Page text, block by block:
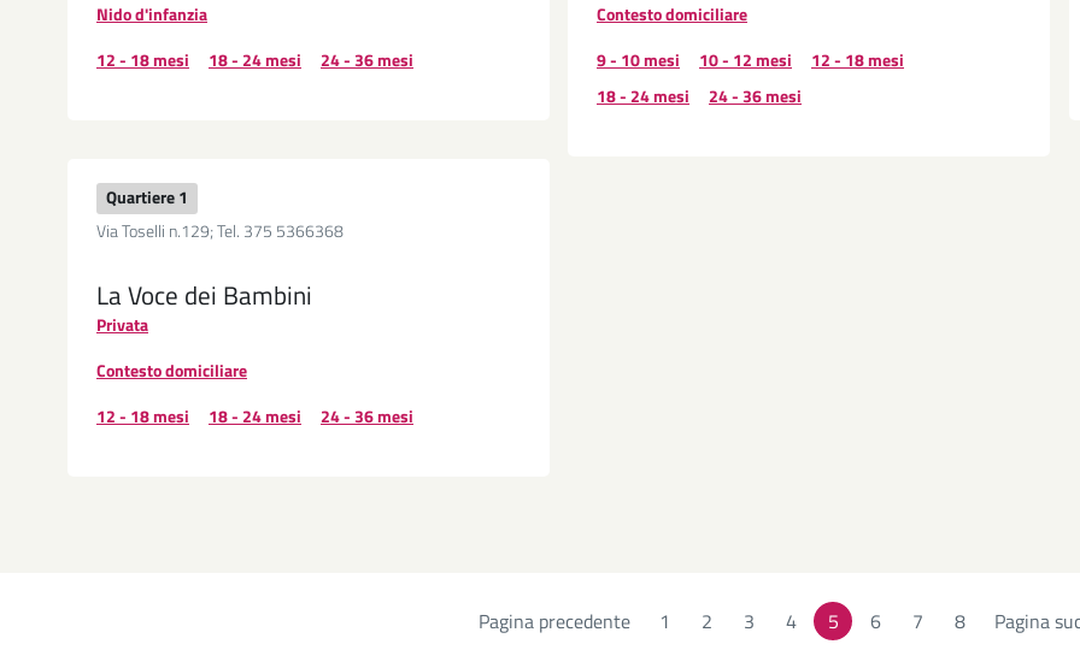
Nido d'infanzia
12 - 18 mesi
18 - 24 mesi 24 - 36 mesi
Contesto domiciliare
9 - 10 mesi
10 - 12 mesi
12 - 18 mesi
18 - 24 mesi
24 - 36 mesi
Quartiere 1
Via Toselli n.129; Tel. 375 5366368
La Voce dei Bambini
Privata
Contesto domiciliare
12 - 18 mesi
18 - 24 mesi 24 - 36 mesi
Pagina precedente Page
1 Page
2 Page
3 Page
4 5 Page
6 Page
7 Page
8 Pagina